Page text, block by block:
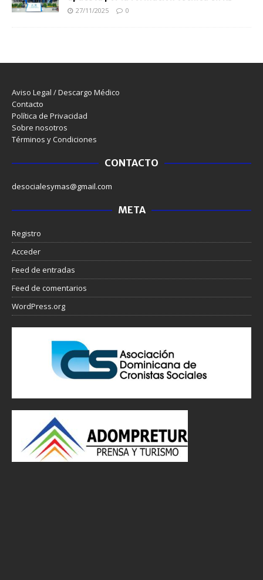
27/11/2025 0
Aviso Legal / Descargo Médico
Contacto
Política de Privacidad
Sobre nosotros
Términos y Condiciones
CONTACTO
desocialesymas@gmail.com
META
Registro
Acceder
Feed de entradas
Feed de comentarios
WordPress.org